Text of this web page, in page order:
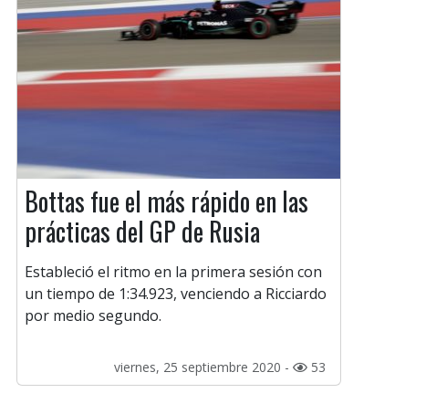
Bottas fue el más rápido en las
prácticas del GP de Rusia
Estableció el ritmo en la primera sesión con
un tiempo de 1:34.923, venciendo a Ricciardo
por medio segundo.
viernes, 25 septiembre 2020 - 53